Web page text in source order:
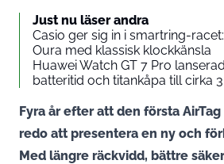
Just nu läser andra
Casio ger sig in i smartring-
Oura med klassisk klockkänsla
Huawei Watch GT 7 Pro
batteritid och titankåpa till cirka
Fyra år efter att den första
redo att presentera en ny och
Med längre räckvidd, bättre